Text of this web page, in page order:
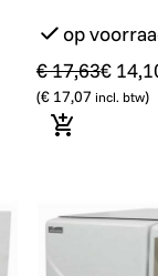
op
€ 17,63€
(€ 17,07 incl. btw)
In